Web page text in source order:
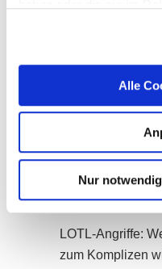
Cookies, wenn Sie
Alle
Nur
Quartals“
DRINGEND:
Handeln
19. Dezember 2025
LOTL-Angriffe:
zum Komplizen